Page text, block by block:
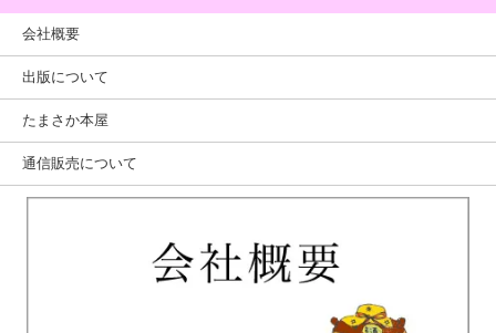
会社概要
出版について
たまさか本屋
通信販売について